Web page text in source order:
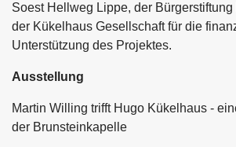
Soest Hellweg Lippe, der
der Kükelhaus Gesellschaft für die
Unterstützung des Projektes.
Ausstellung
Martin Willing trifft Hugo Kükelhaus -
der Brunsteinkapelle